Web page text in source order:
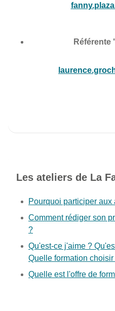
Référente
Les ateliers de La
Pourquoi participer
Comment rédiger son
?
Qu'est-ce j'aime ?
Quelle formation choisir
Quelle est l'offre de